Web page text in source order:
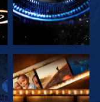
בדוק את הסדרה